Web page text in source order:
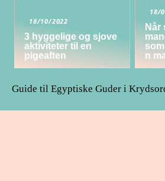
18/10/2022
3 hyggelige og sjove
aktiviteter til en
pigeaften
18/
Når
n
Guide til Egyptiske Guder i